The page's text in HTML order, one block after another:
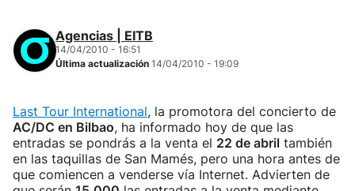
Agencias | EITB
14/04/2010 - 16:51
Última actualización 14/04/2010 - 19:09
Last Tour International, la promotora del concierto de
AC/DC en Bilbao, ha informado hoy de que las
entradas se pondrás a la venta el 22 de abril también
en las taquillas de San Mamés, pero una hora antes de
que comiencen a venderse vía Internet. Advierten de